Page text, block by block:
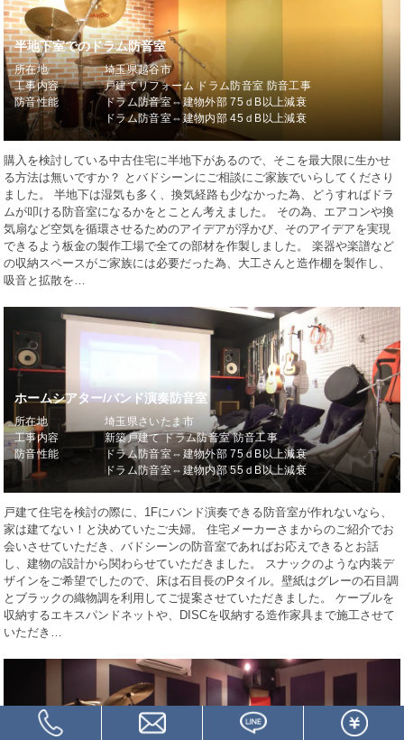
半地下室でのドラム防音室
所在地
埼玉県越谷市
工事内容
戸建てリフォーム ドラム防音室 防音工事
防音性能
ドラム防音室⇔建物外部 75ｄB以上減衰
ドラム防音室⇔建物内部 45ｄB以上減衰
購入を検討している中古住宅に半地下があるので、そこを最大限に生かせ
る方法は無いですか？ とバドシーンにご相談にご家族でいらしてくださり
ました。 半地下は湿気も多く、換気経路も少なかった為、どうすればドラ
ムが叩ける防音室になるかをとことん考えました。 その為、エアコンや換
気扇など空気を循環させるためのアイデアが浮かび、そのアイデアを実現
できるよう板金の製作工場で全ての部材を作製しました。 楽器や楽譜など
の収納スペースがご家族には必要だった為、大工さんと造作棚を製作し、
吸音と拡散を…
ホームシアター/バンド演奏防音室
所在地
埼玉県さいたま市
工事内容
新築戸建て ドラム防音室 防音工事
防音性能
ドラム防音室⇔建物外部 75ｄB以上減衰
ドラム防音室⇔建物内部 55ｄB以上減衰
戸建て住宅を検討の際に、1Fにバンド演奏できる防音室が作れないなら、
家は建てない！と決めていたご夫婦。 住宅メーカーさまからのご紹介でお
会いさせていただき、バドシーンの防音室であればお応えできるとお話
し、建物の設計から関わらせていただきました。 スナックのような内装デ
ザインをご希望でしたので、床は石目長のPタイル。壁紙はグレーの石目調
とブラックの織物調を利用してご提案させていただきました。 ケーブルを
収納するエキスパンドネットや、DISCを収納する造作家具まで施工させて
いただき…
戸建て住宅でリハーサルスタジオ2部屋を実現した防音室